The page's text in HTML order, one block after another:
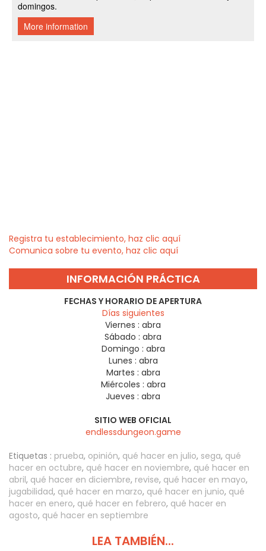
Registra tu establecimiento, haz clic aquí
Comunica sobre tu evento, haz clic aquí
INFORMACIÓN PRÁCTICA
FECHAS Y HORARIO DE APERTURA
Días siguientes
Viernes : abra
Sábado : abra
Domingo : abra
Lunes : abra
Martes : abra
Miércoles : abra
Jueves : abra
SITIO WEB OFICIAL
endlessdungeon.game
Etiquetas : prueba, opinión, qué hacer en julio, sega, qué
hacer en octubre, qué hacer en noviembre, qué hacer en
abril, qué hacer en diciembre, revise, qué hacer en mayo,
jugabilidad, qué hacer en marzo, qué hacer en junio, qué
hacer en enero, qué hacer en febrero, qué hacer en
agosto, qué hacer en septiembre
LEA TAMBIÉN...